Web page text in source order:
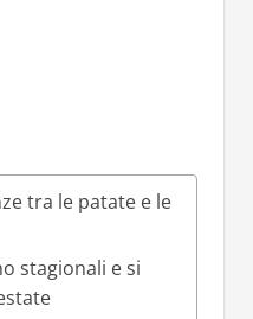
tra le patate e le
stagionali e si